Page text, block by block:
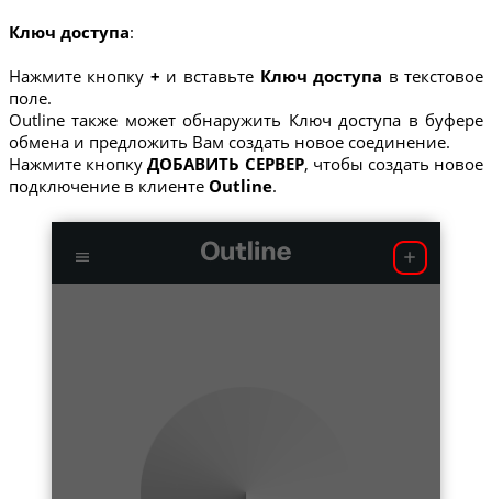
Ключ доступа:
Нажмите кнопку + и вставьте Ключ доступа в текстовое
поле.
Outline также может обнаружить Ключ доступа в буфере
обмена и предложить Вам создать новое соединение.
Нажмите кнопкуДОБАВИТЬ СЕРВЕР, чтобы создать новое
подключение в клиенте Outline.